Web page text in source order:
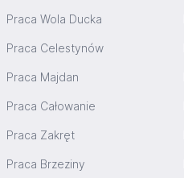
Praca Wola Ducka
Praca Celestynów
Praca Majdan
Praca Całowanie
Praca Zakręt
Praca Brzeziny